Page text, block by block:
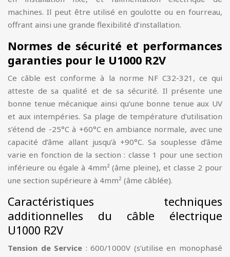
machines. Il peut être utilisé en goulotte ou en fourreau,
offrant ainsi une grande flexibilité d’installation.
Normes de sécurité et performances
garanties pour le U1000 R2V
Ce câble est conforme à la norme NF C32-321, ce qui
atteste de sa qualité et de sa sécurité. Il présente une
bonne tenue mécanique ainsi qu’une bonne tenue aux UV
et aux intempéries. Sa plage de température d’utilisation
s’étend de -25°C à +60°C en ambiance normale, avec une
capacité d’âme allant jusqu’à +90°C. Sa souplesse d’âme
varie en fonction de la section : classe 1 pour une section
inférieure ou égale à 4mm² (âme pleine), et classe 2 pour
une section supérieure à 4mm² (âme câblée).
Caractéristiques techniques
additionnelles du câble électrique
U1000 R2V
Tension de Service : 600/1000V (s’utilise en monophasé